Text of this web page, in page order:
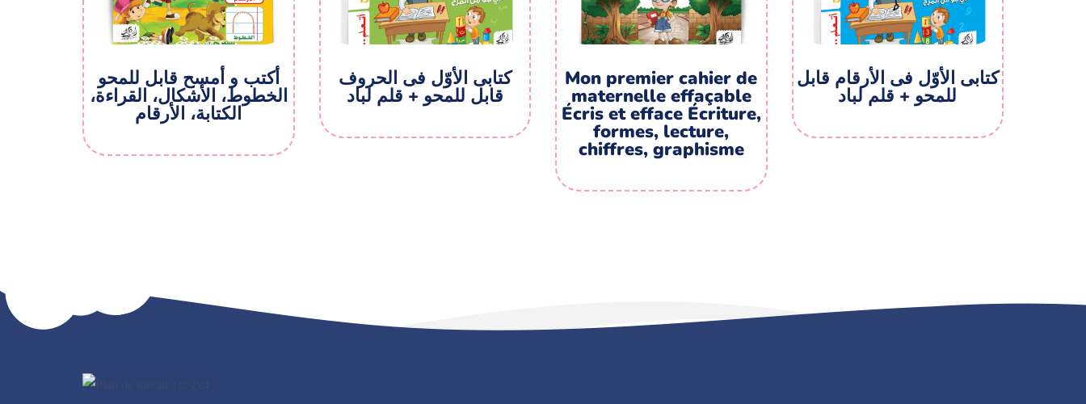
أکتب و أمسح قابل للمحو
الخطوط، الأشکال، القراءة،
الکتابة، الأرقام
کتابی الأوّل فی الحروف
قابل للمحو + قلم لباد
Mon premier cahier de
maternelle effaçable
Écris et efface Écriture,
formes, lecture,
chiffres, graphisme
کتابی الأوّل فی الأرقام قابل
للمحو + قلم لباد